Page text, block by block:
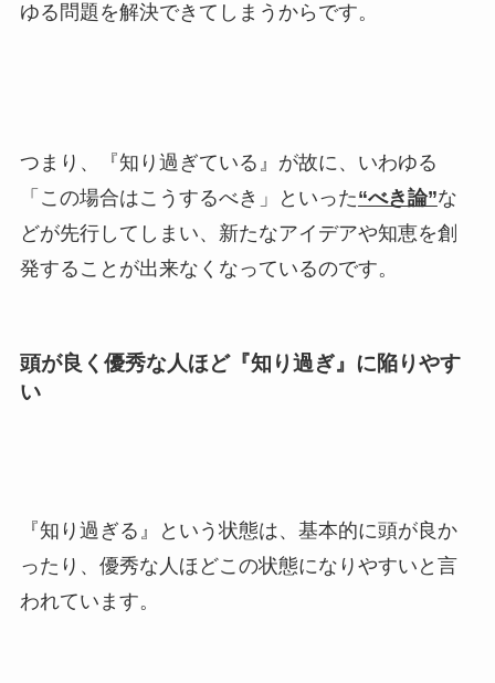
ゆる問題を解決できてしまうからです。
つまり、『知り過ぎている』が故に、いわゆる
「この場合はこうするべき」といった“べき論”な
どが先行してしまい、新たなアイデアや知恵を創
発することが出来なくなっているのです。
頭が良く優秀な人ほど『知り過ぎ』に陥りやす
い
『知り過ぎる』という状態は、基本的に頭が良か
ったり、優秀な人ほどこの状態になりやすいと言
われています。